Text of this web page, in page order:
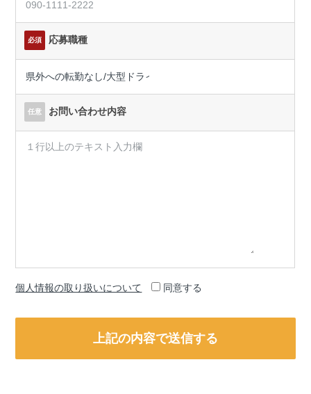
必須 応募職種
任意 お問い合わせ内容
個人情報の取り扱いについて 同意する